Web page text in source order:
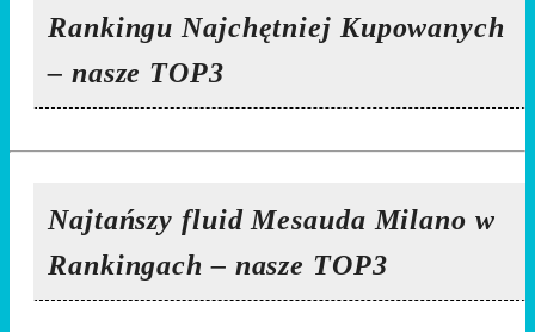
Rankingu Najchętniej Kupowanych
– nasze TOP3
Najtańszy fluid Mesauda Milano w
Rankingach – nasze TOP3